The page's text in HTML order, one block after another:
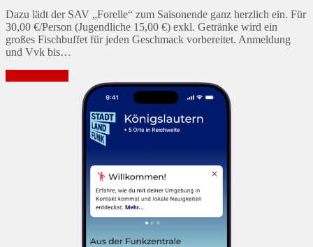
Dazu lädt der SAV „Forelle“ zum Saisonende ganz herzlich ein. Für
30,00 €/Person (Jugendliche 15,00 €) exkl. Getränke wird ein
großes Fischbuffet für jeden Geschmack vorbereitet. Anmeldung
und Vvk bis…